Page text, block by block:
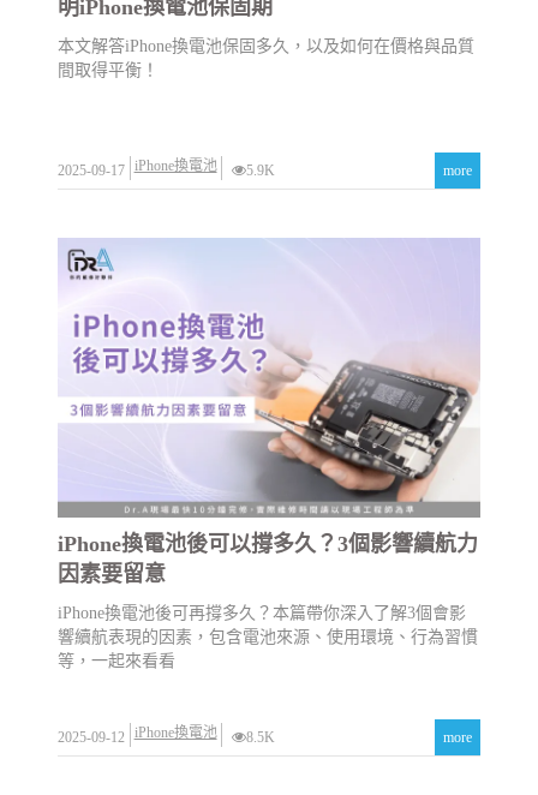
明iPhone換電池保固期
本文解答iPhone換電池保固多久，以及如何在價格與品質
間取得平衡！
2025-09-17 iPhone換電池 5.9K more
iPhone換電池後可以撐多久？3個影響續航力
因素要留意
iPhone換電池後可再撐多久？本篇帶你深入了解3個會影
響續航表現的因素，包含電池來源、使用環境、行為習慣
等，一起來看看
2025-09-12 iPhone換電池 8.5K more